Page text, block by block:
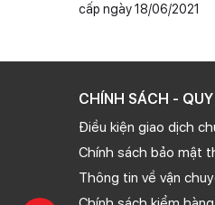
cấp ngày 18/06/2021
CHÍNH SÁCH -
Điều kiện giao dịch
Chính sách bảo mật
Thông tin về vận